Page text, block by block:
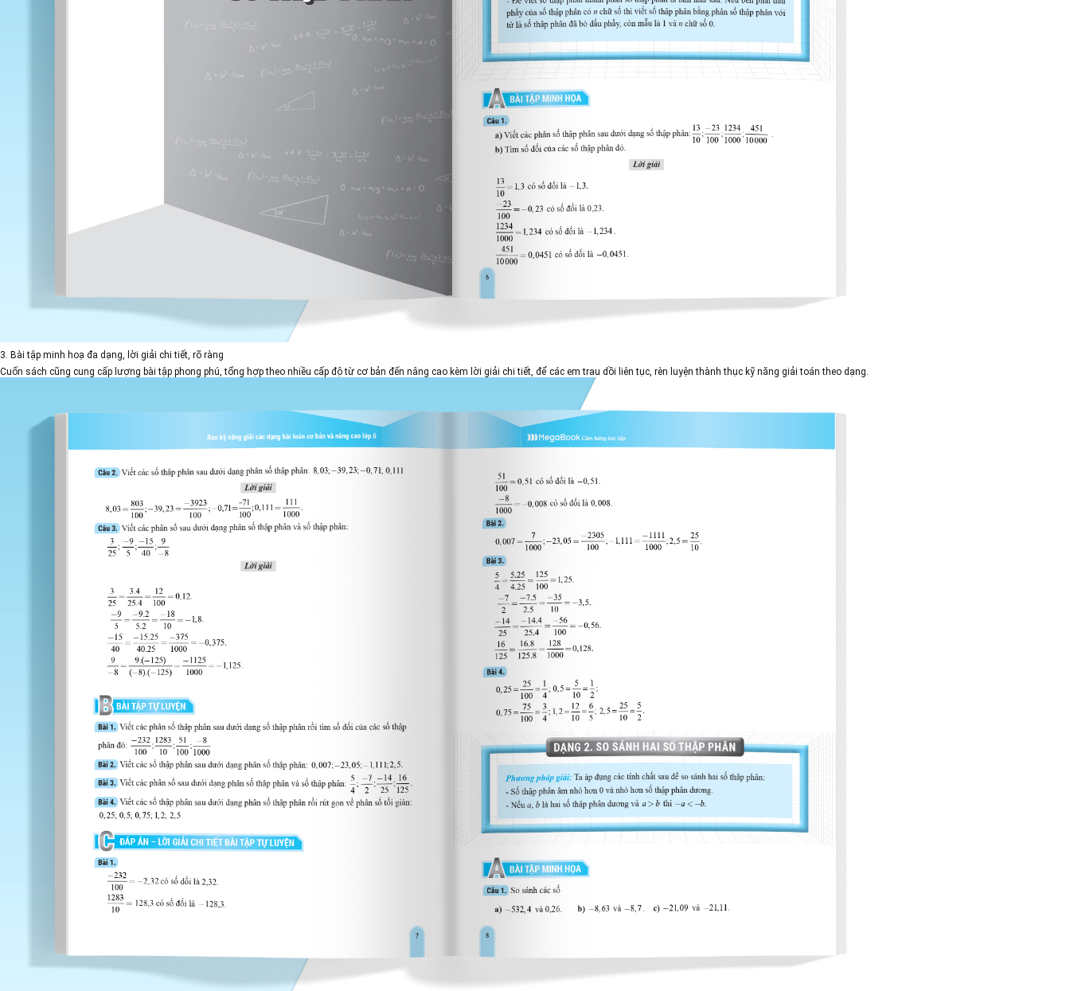
3. Bài tập minh hoạ đa dạng, lời giải chi tiết, rõ ràng
Cuốn sách cũng cung cấp lượng bài tập phong phú, tổng hợp theo nhiều cấp độ từ cơ bản đến nâng cao kèm lời giải chi tiết, để các em trau dồi liên tục, rèn luyện thành thục kỹ năng giải toán theo dạng.